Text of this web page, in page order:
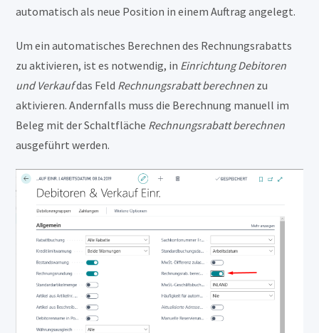
automatisch als neue Position in einem Auftrag angelegt.
Um ein automatisches Berechnen des Rechnungsrabatts
zu aktivieren, ist es notwendig, in Einrichtung Debitoren
und Verkaufdas Feld Rechnungsrabatt berechnen zu
aktivieren. Andernfalls muss die Berechnung manuell im
Beleg mit der Schaltfläche Rechnungsrabatt berechnen
ausgeführt werden.